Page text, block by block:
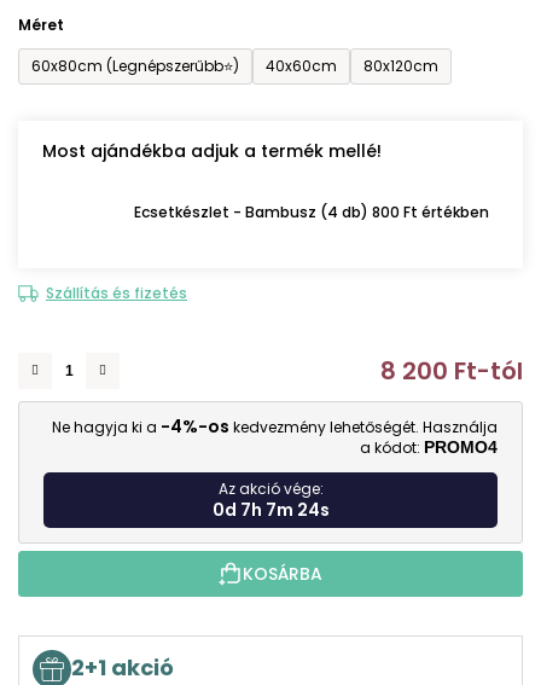
Méret
60x80cm (Legnépszerűbb⭐)
40x60cm 80x120cm
Most ajándékba adjuk a termék mellé!
Ecsetkészlet - Bambusz (4 db) 800 Ft értékben
Szállítás és fizetés
8 200 Ft-tól
Ne hagyja ki a -4%-os kedvezmény lehetőségét. Használja
a kódot: PROMO4
Az akció vége:
0d 7h 7m 23s
KOSÁRBA
2+1 akció